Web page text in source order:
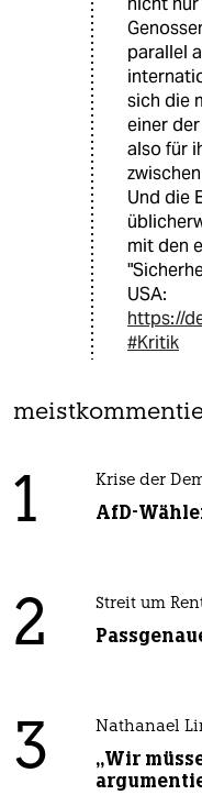
parallel
sich die
einer
also für
Und die
mit den
USA:
https://
#Kritik
1 Krise der
AfD-
2 Streit um
3 Nathanael
„Wir